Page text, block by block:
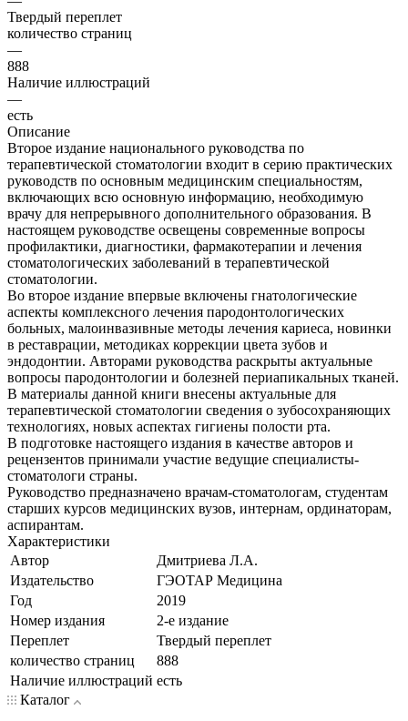
Твердый переплет
количество страниц
—
888
Наличие иллюстраций
—
есть
Описание
Второе издание национального руководства по
терапевтической стоматологии входит в серию практических
руководств по основным медицинским специальностям,
включающих всю основную информацию, необходимую
врачу для непрерывного дополнительного образования. В
настоящем руководстве освещены современные вопросы
профилактики, диагностики, фармакотерапии и лечения
стоматологических заболеваний в терапевтической
стоматологии.
Во второе издание впервые включены гнатологические
аспекты комплексного лечения пародонтологических
больных, малоинвазивные методы лечения кариеса, новинки
в реставрации, методиках коррекции цвета зубов и
эндодонтии. Авторами руководства раскрыты актуальные
вопросы пародонтологии и болезней периапикальных тканей.
В материалы данной книги внесены актуальные для
терапевтической стоматологии сведения о зубосохраняющих
технологиях, новых аспектах гигиены полости рта.
В подготовке настоящего издания в качестве авторов и
рецензентов принимали участие ведущие специалисты-
стоматологи страны.
Руководство предназначено врачам-стоматологам, студентам
старших курсов медицинских вузов, интернам, ординаторам,
аспирантам.
Характеристики
Автор
Дмитриева Л.А.
Издательство
ГЭОТАР Медицина
Год
2019
Номер издания
2-е издание
Переплет
Твердый переплет
количество страниц
888
Наличие иллюстраций есть
Каталог